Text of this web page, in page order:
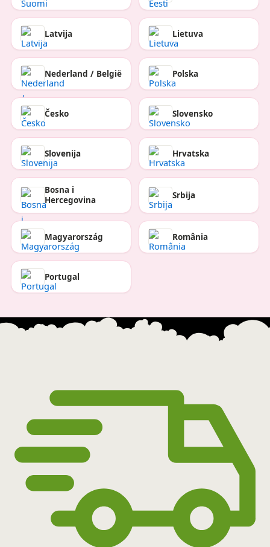
Latvija Lietuva
Nederland / België Polska
Česko Slovensko
Slovenija Hrvatska
Bosna i
Hercegovina
Srbija
Magyarország România
Portugal